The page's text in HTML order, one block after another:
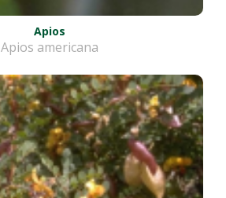
Apios
Apios americana